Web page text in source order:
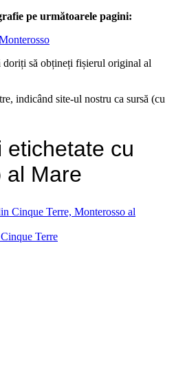
pe următoarele pagini:
doriți să obțineți fișierul original al
indicând site-ul nostru ca sursă (cu
etichetate cu
al Mare
Terre